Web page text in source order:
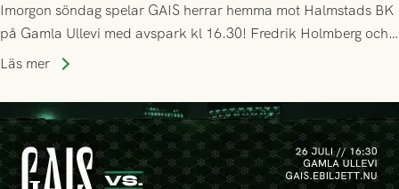
Imorgon söndag spelar GAIS herrar hemma mot Halmstads BK
på Gamla Ullevi med avspark kl 16.30! Fredrik Holmberg och
ledarstaben har tagit ut följande trupp till matchen:
Läs mer